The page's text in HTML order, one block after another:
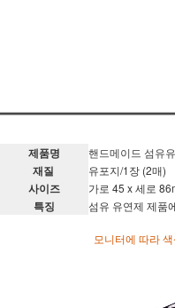
제품명 핸드메이드 섬유
재질 유포지/1장 (2매)
사이즈 가로 45 x 세로
특징 섬유 유연제 제품
모니터에 따라